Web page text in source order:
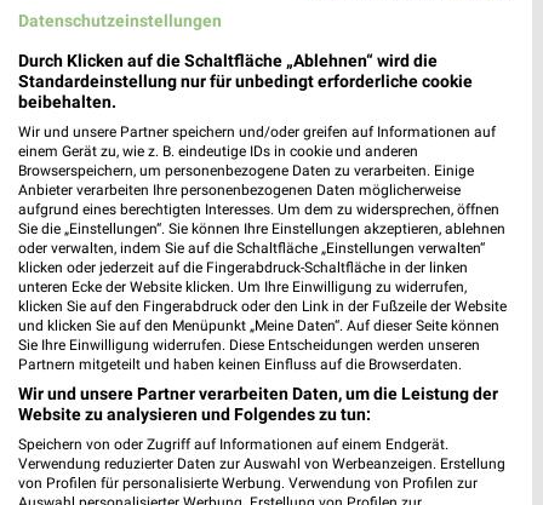
54,3 km
Junges Wohnen
Gültig bis Fr. 14.08.
10,2 km
Angebote ab 03.08.
Noch morgen gültig
XXXLutz XXXLutz
Datenschutzeinstellungen
Durch Klicken auf die Schaltfläche „Ablehnen“ wird die
Standardeinstellung nur für unbedingt erforderliche cookie
beibehalten.
Wir und unsere Partner speichern und/oder greifen auf Informationen auf
einem Gerät zu, wie z. B. eindeutige IDs in cookie und anderen
Browserspeichern, um personenbezogene Daten zu verarbeiten. Einige
Anbieter verarbeiten Ihre personenbezogenen Daten möglicherweise
aufgrund eines berechtigten Interesses. Um dem zu widersprechen, öffnen
Sie die „Einstellungen“. Sie können Ihre Einstellungen akzeptieren, ablehnen
oder verwalten, indem Sie auf die Schaltfläche „Einstellungen verwalten“
klicken oder jederzeit auf die Fingerabdruck-Schaltfläche in der linken
unteren Ecke der Website klicken. Um Ihre Einwilligung zu widerrufen,
klicken Sie auf den Fingerabdruck oder den Link in der Fußzeile der Website
und klicken Sie auf den Menüpunkt „Meine Daten“. Auf dieser Seite können
Sie Ihre Einwilligung widerrufen. Diese Entscheidungen werden unseren
Partnern mitgeteilt und haben keinen Einfluss auf die Browserdaten.
Wir und unsere Partner verarbeiten Daten, um die Leistung der
Website zu analysieren und Folgendes zu tun:
Speichern von oder Zugriff auf Informationen auf einem Endgerät.
Verwendung reduzierter Daten zur Auswahl von Werbeanzeigen. Erstellung
von Profilen für personalisierte Werbung. Verwendung von Profilen zur